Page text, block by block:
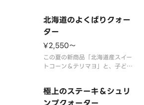
「大海老のガーリックシュリン
プ」の３種類が１枚で楽しめる贅
沢なピザです。 ＜マヨネーズソ
ース＞ ガーリックグリルビ
北海道のよくばりクォー
ター
¥2,550〜
この夏の新商品「北海道産スイー
トコーン＆テリマヨ」と、子ども
「芳醇チェダーチーズ＆ベーコン
ポテト」、北海道産マスカルポー
極上のステーキ＆シュリ